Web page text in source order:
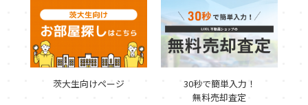
茨大生向けページ
30秒で簡単入力！
無料売却査定